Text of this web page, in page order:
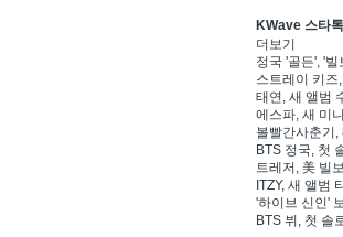
KWave 스타톡
더보기
정국 '골든', '
스트레이 키즈
태연, 새 앨범
에스파, 새 미
볼빨간사춘기,
BTS 정국, 첫
트레저, 美 빌
ITZY, 새 앨범
'하이브 신인'
BTS 뷔, 첫 솔